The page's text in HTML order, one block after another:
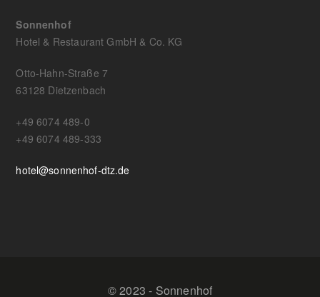
Sonnenhof
Hotel & Restaurant GmbH & Co. KG
Otto-Hahn-Straße 7
63128 Dietzenbach
+49 6074 489-0
+49 6074 489-333
hotel@sonnenhof-dtz.de
© 2023 - Sonnenhof